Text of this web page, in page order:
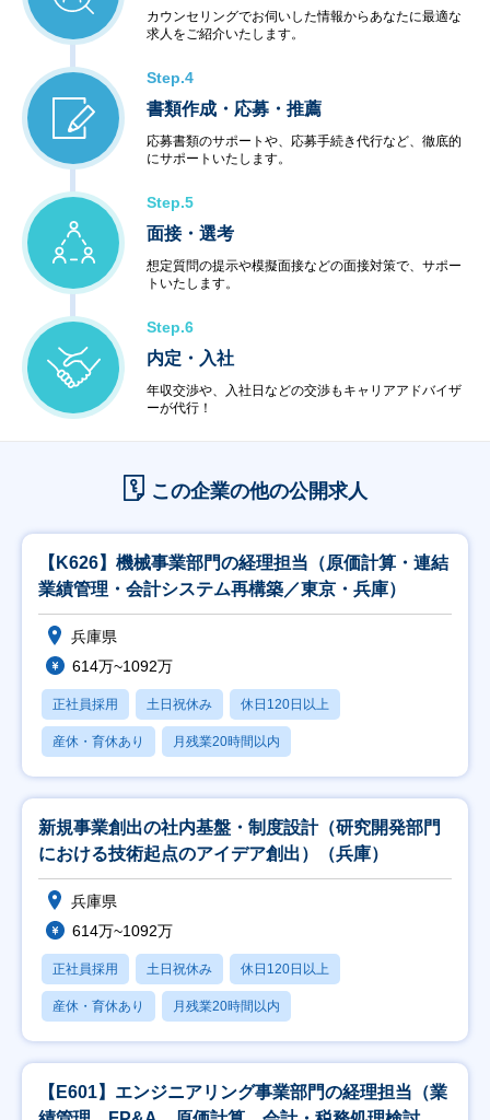
カウンセリングでお伺いした情報からあなたに最適な
求人をご紹介いたします。
Step.4
書類作成・応募・推薦
応募書類のサポートや、応募手続き代行など、徹底的
にサポートいたします。
Step.5
面接・選考
想定質問の提示や模擬面接などの面接対策で、サポー
トいたします。
Step.6
内定・入社
年収交渉や、入社日などの交渉もキャリアアドバイザ
ーが代行！
この企業の他の公開求人
【K626】機械事業部門の経理担当（原価計算・連結
業績管理・会計システム再構築／東京・兵庫）
兵庫県
614万~1092万
正社員採用 土日祝休み 休日120日以上
産休・育休あり 月残業20時間以内
新規事業創出の社内基盤・制度設計（研究開発部門
における技術起点のアイデア創出）（兵庫）
兵庫県
614万~1092万
正社員採用 土日祝休み 休日120日以上
産休・育休あり 月残業20時間以内
【E601】エンジニアリング事業部門の経理担当（業